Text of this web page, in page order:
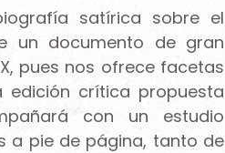
satírica sobre el
un documento de gran
pues nos ofrece facetas
edición crítica propuesta
con un estudio
a pie de página, tanto de